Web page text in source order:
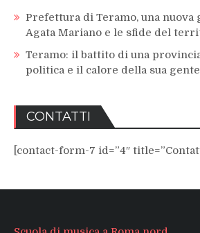
Prefettura di Teramo, una nuova
Agata Mariano e le sfide del
Teramo: il battito di una
politica e il calore della sua gente
CONTATTI
[contact-form-7 id=”4″